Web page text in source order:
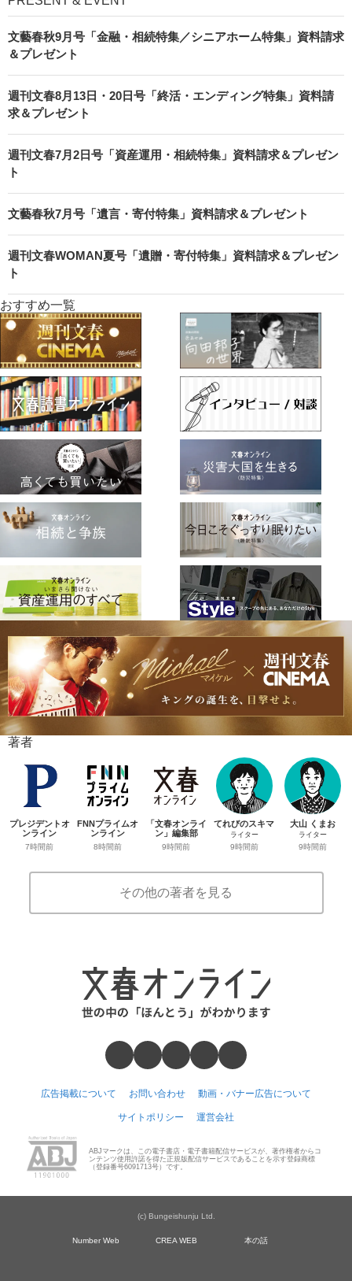
文藝春秋9月号「金融・相続特集／シニアホーム特集」資料請求
＆プレゼント
週刊文春8月13日・20日号「終活・エンディング特集」資料請
求＆プレゼント
週刊文春7月2日号「資産運用・相続特集」資料請求＆プレゼン
ト
文藝春秋7月号「遺言・寄付特集」資料請求＆プレゼント
週刊文春WOMAN夏号「遺贈・寄付特集」資料請求＆プレゼン
ト
おすすめ一覧
著者
プレジデントオ
ンライン
7時間前
FNNプライムオ
ンライン
8時間前
「文春オンライ
ン」編集部
9時間前
てれびのスキマ
ライター
9時間前
大山 くまお
ライター
9時間前
その他の著者を見る
広告掲載について お問い合わせ 動画・バナー広告について
サイトポリシー 運営会社
ABJマークは、この電子書店・電子書籍配信サービスが、著作権者からコ
ンテンツ使用許諾を得た正規版配信サービスであることを示す登録商標
（登録番号6091713号）です。
(c) Bungeishunju Ltd.
Number Web CREA WEB 本の話